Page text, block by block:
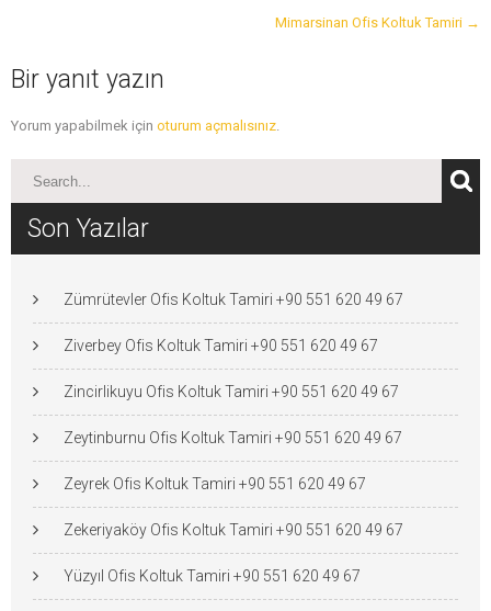
Mimarsinan Ofis Koltuk Tamiri →
Bir yanıt yazın
Yorum yapabilmek için oturum açmalısınız
Son Yazılar
Zümrütevler Ofis Koltuk Tamiri +90 551 620 49 67
Ziverbey Ofis Koltuk Tamiri +90 551 620 49 67
Zincirlikuyu Ofis Koltuk Tamiri +90 551 620 49 67
Zeytinburnu Ofis Koltuk Tamiri +90 551 620 49 67
Zeyrek Ofis Koltuk Tamiri +90 551 620 49 67
Zekeriyaköy Ofis Koltuk Tamiri +90 551 620 49 67
Yüzyıl Ofis Koltuk Tamiri +90 551 620 49 67